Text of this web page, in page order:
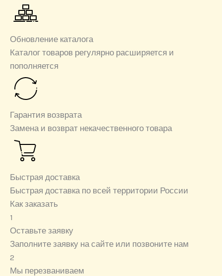
Обновление каталога
Каталог товаров регулярно расширяется и
пополняется
Гарантия возврата
Замена и возврат некачественного товара
Быстрая доставка
Быстрая доставка по всей территории России
Как заказать
1
Оставьте заявку
Заполните заявку на сайте или позвоните нам
2
Мы перезваниваем